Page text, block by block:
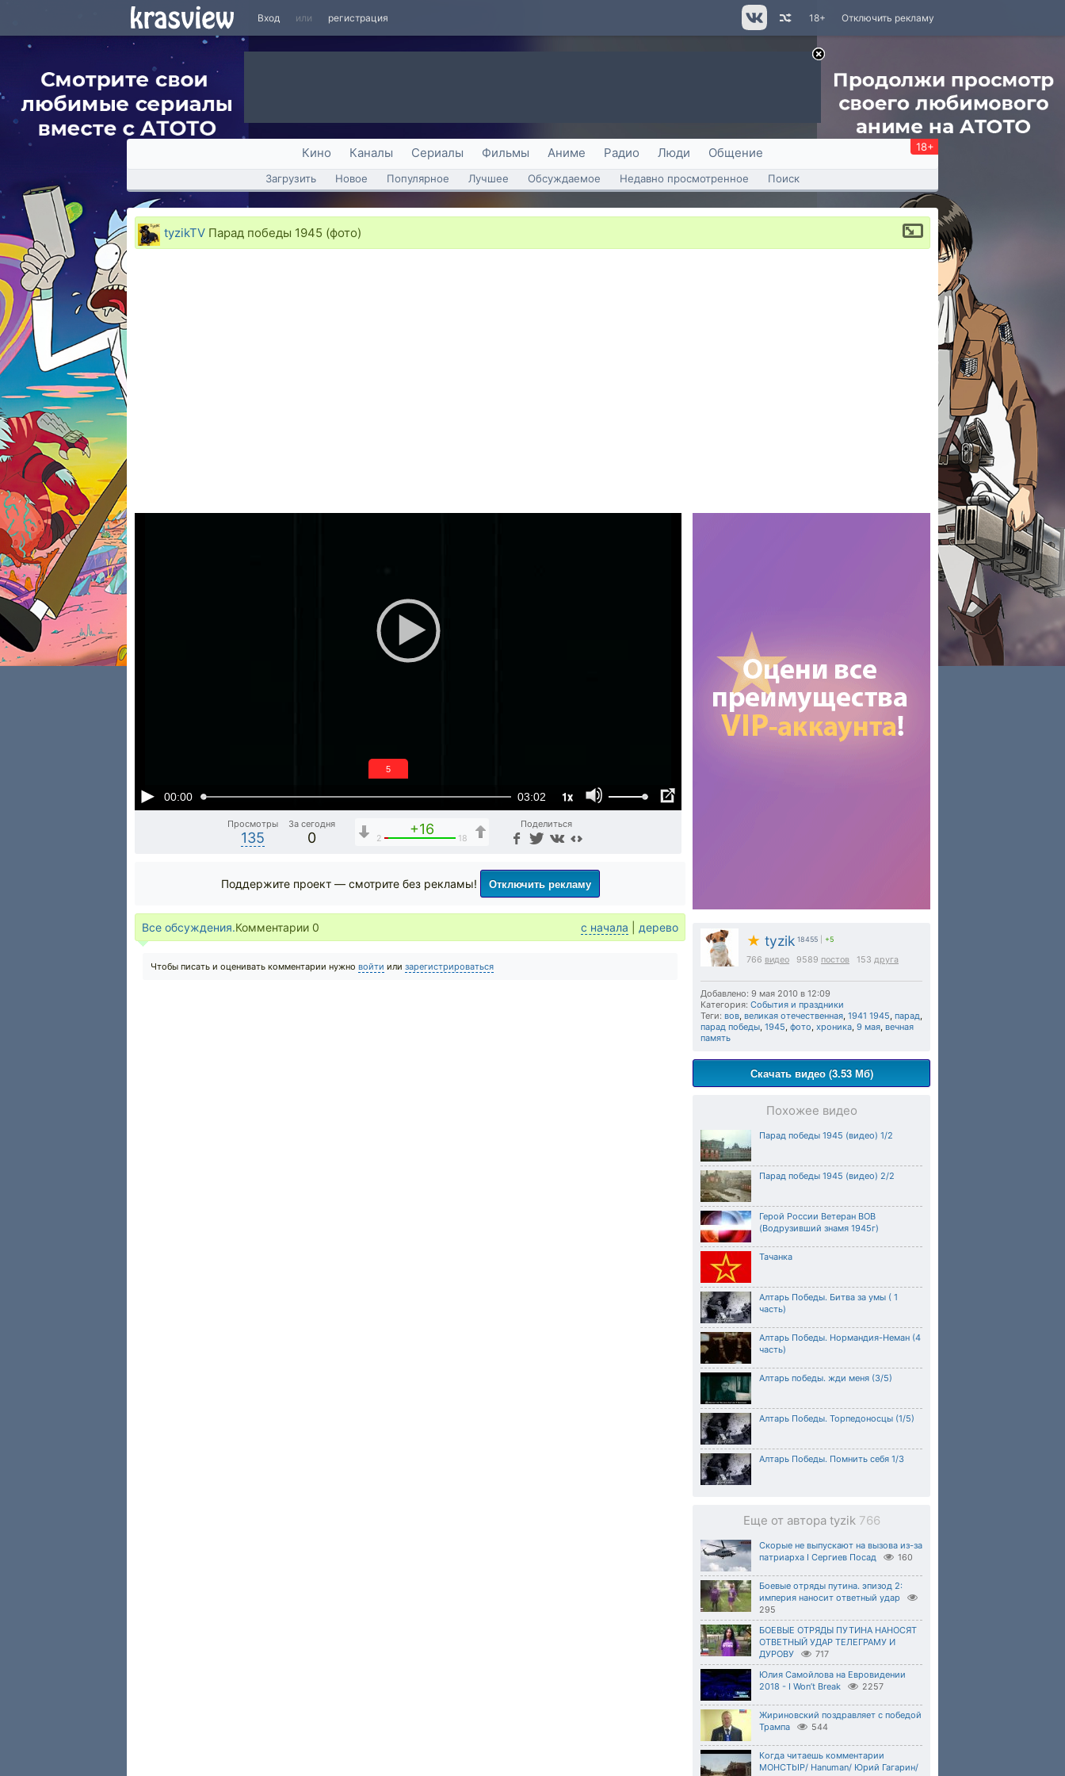
Вход или регистрация Отключить рекламу
18+
Кино Каналы Сериалы Фильмы Аниме Радио Люди Общение 18+
Загрузить Новое Популярное Лучшее Обсуждаемое Недавно просмотренное Поиск
tyzikTV Парад победы 1945 (фото)
00:00 03:02 1x
4
Просмотры
135
За сегодня
0
+16
2 18
Поделиться
★ tyzik 18455 +5
766 видео 9589 постов 153 друга
Добавлено: 9 мая 2010 в 12:09
Категория: События и праздники
Теги: вов, великая отечественная, 1941 1945, парад,
парад победы, 1945, фото, хроника, 9 мая, вечная
память
Скачать видео (3.53 Мб)
Похожее видео
Парад победы 1945 (видео) 1/2
Парад победы 1945 (видео) 2/2
Герой России Ветеран ВОВ
(Водрузивший знамя 1945г)
Тачанка
Алтарь Победы. Битва за умы ( 1
часть)
Алтарь Победы. Нормандия-Неман (4
часть)
Алтарь победы. жди меня (3/5)
Алтарь Победы. Торпедоносцы (1/5)
Алтарь Победы. Помнить себя 1/3
Еще от автора tyzik 766
Скорые не выпускают на вызова из-за
патриарха I Сергиев Посад
160
Боевые отряды путина. эпизод 2:
империя наносит ответный удар
295
БОЕВЫЕ ОТРЯДЫ ПУТИНА НАНОСЯТ
ОТВЕТНЫЙ УДАР ТЕЛЕГРАМУ И
ДУРОВУ
717
Юлия Самойлова на Евровидении
2018 - I Won’t Break
2257
Жириновский поздравляет с победой
Трампа
544
Когда читаешь комментарии
MOHCTbIP/ Hanuman/ Юрий Гагарин/
Поддержите проект — смотрите без рекламы! Отключить рекламу
Все обсуждения.Комментарии 0 с начала дерево
Чтобы писать и оценивать комментарии нужно войти или зарегистрироваться